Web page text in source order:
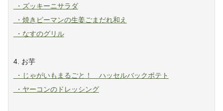
・ズッキーニサラダ
・焼きピーマンの生姜ごまだれ和え
・なすのグリル
4. お芋
・じゃがいもまるごと！ ハッセルバックポテト
・ヤーコンのドレッシング